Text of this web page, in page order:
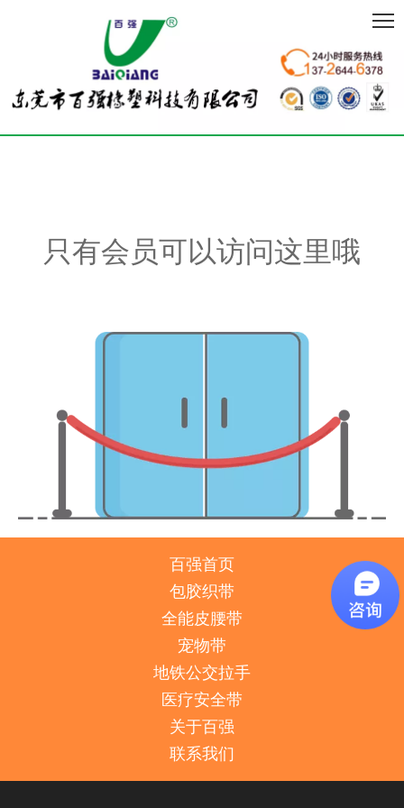
只有会员可以访问这里哦
百强首页
包胶织带
全能皮腰带
宠物带
地铁公交拉手
医疗安全带
关于百强
联系我们